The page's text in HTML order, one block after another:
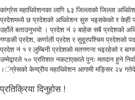
कांग्रेस महाधिवेशनका लागि ६३ जिल्लाको जिल्ला
प्रदेशमध्ये छ प्रदेशको अधिवेशन सुरु भइसकेको र केही
उहाँले बताउनुभयो । प्रदेश नं २ बाहेक सबै प्रदेशको
गण्डकी प्रदेश, कर्णाली प्रदेश र सुदूरपश्चिम प्रदेशको
प्रदेश नं १ र लुम्बिनी प्रदेशको मतगणना भइरहेको र
उम्मेद्वारले ५० प्रतिशत नकटाएकाले पुनः मतदान हुने
।ंग्रेसको केन्द्रीय महाधिवेशन आगामी मङ्सिर २४
प्रतिक्रिया दिनुहोस !